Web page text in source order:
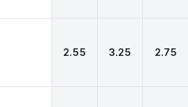
2.55 3.25 2.75